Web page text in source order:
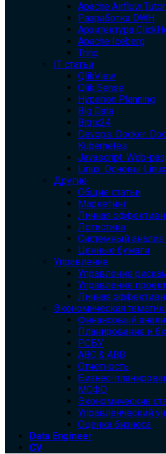
Apache Airflow
Разработка DWH
Архитектура
Apache Iceberg
Trino
IT статьи
QlikView
Qlik Sense
Hyperion Planning
Big Data
Bitrix24
Devops. Docker.
Kubernetes
Javascript. Web-
Linux. Основы Linux
Другие
Общие статьи
Маркетинг
Личная
Логистика
Системный анализ
Ценные бумаги
Управление
Управление
Управление
Личная
Экономическая
Финансовый
Планирование и
РСБУ
ABC & ABB
Отчетность
Бизнес-
МСФО
Экономические
Управленческий
Оценка бизнеса
Data Engineer
CV